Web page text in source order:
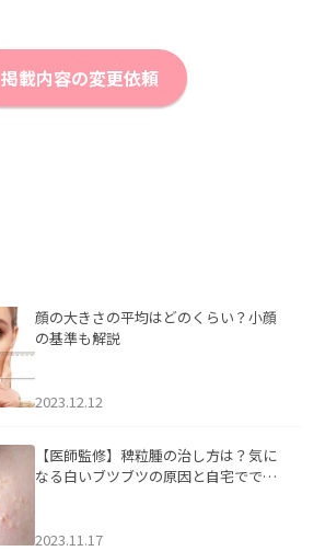
掲載内容の変更依頼
顔の大きさの平均はどのくらい？小顔
の基準も解説
2023.12.12
【医師監修】稗粒腫の治し方は？気に
なる白いブツブツの原因と自宅ででき
2023.11.17